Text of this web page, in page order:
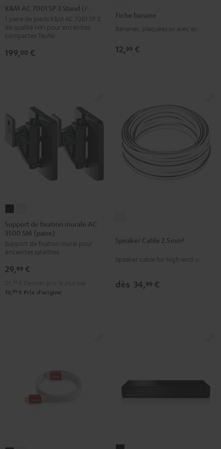
AC
7001
SP
Stand
AC
7001
SP
3
Stand
K&M AC 7001 SP 3 Stand (Pair)
1 paire de pieds K&M AC 7001 SP 3
de qualité HiFi pour enceintes
compactes Teufel
199,00 €
Noir
/
Fiche banane
Bananes, plaquées or avec serre-fils
12,99 €
fixation
murale
AC
3500
(paire)
de
fixation
murale
AC
3500
(paire)
Support de fixation murale AC
3500 SM (paire)
Support de fixation mural pour
enceintes satellites.
29,99 €
19, 99 € Prix d'origine
2.5mm²
Speaker Cable 2.5mm²
Speaker cable for high-end audio
dès 34,99 €